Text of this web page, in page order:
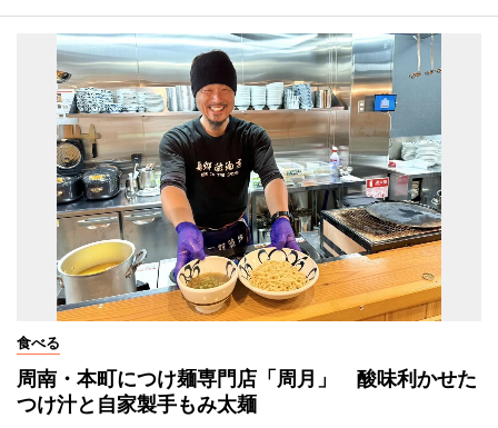
食べる
周南・本町につけ麺専門店「周月」 酸味利かせた
つけ汁と自家製手もみ太麺